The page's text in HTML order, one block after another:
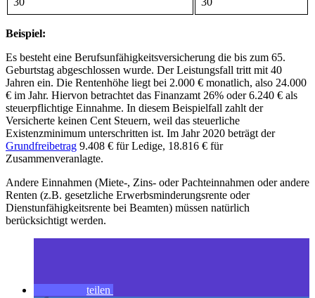
Beispiel:
Es besteht eine Berufsunfähigkeitsversicherung die bis zum 65.
Geburtstag abgeschlossen wurde. Der Leistungsfall tritt mit 40
Jahren ein. Die Rentenhöhe liegt bei 2.000 € monatlich, also 24.000
€ im Jahr. Hiervon betrachtet das Finanzamt 26% oder 6.240 € als
steuerpflichtige Einnahme. In diesem Beispielfall zahlt der
Versicherte keinen Cent Steuern, weil das steuerliche
Existenzminimum unterschritten ist. Im Jahr 2020 beträgt der
Grundfreibetrag 9.408 € für Ledige, 18.816 € für
Zusammenveranlagte.
Andere Einnahmen (Miete-, Zins- oder Pachteinnahmen oder andere
Renten (z.B. gesetzliche Erwerbsminderungsrente oder
Dienstunfähigkeitsrente bei Beamten) müssen natürlich
berücksichtigt werden.
teilen